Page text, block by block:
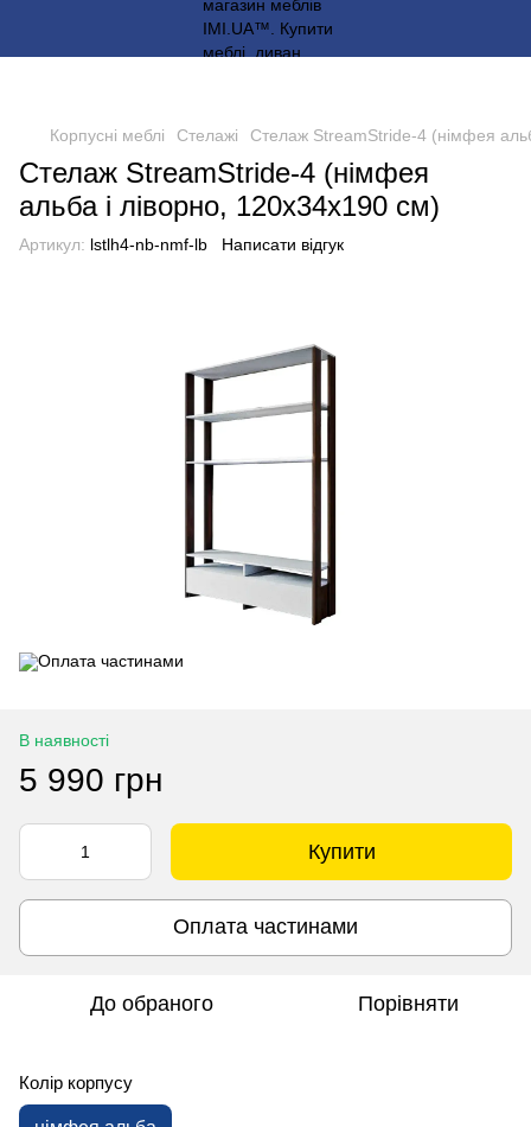
Корпусні меблі Стелажі Стелаж StreamStride-4 (німфея
Стелаж StreamStride-4 (німфея
альба і ліворно, 120х34х190 см)
Артикул: lstlh4-nb-nmf-lb Написати відгук
В наявності
5 990 грн
Купити
Оплата частинами
До обраного Порівняти
Колір корпусу